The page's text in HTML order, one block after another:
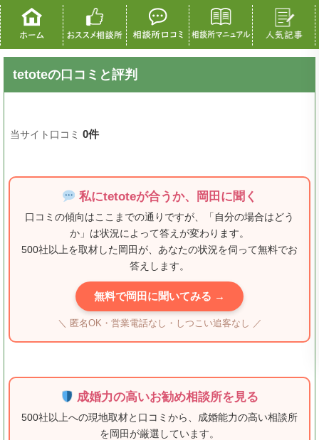
tetoteの口コミと評判
当サイト口コミ 0件
私にtetoteが合うか、岡田に聞く
口コミの傾向はここまでの通りですが、「自分の場合はどう
か」は状況によって答えが変わります。
500社以上を取材した岡田が、あなたの状況を伺って無料でお
答えします。
無料で岡田に聞いてみる →
＼ 匿名OK・営業電話なし・しつこい追客なし ／
成婚力の高いお勧め相談所を見る
500社以上への現地取材と口コミから、成婚能力の高い相談所
を岡田が厳選しています。